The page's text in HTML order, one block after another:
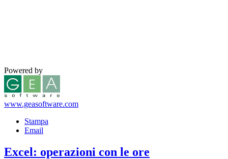
Powered by
www.geasoftware.com
Stampa
Email
Excel: operazioni con le ore